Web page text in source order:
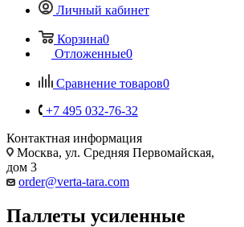
Личный кабинет
Корзина0
Отложенные0
Сравнение товаров0
+7 495 032-76-32
Контактная информация
Москва, ул. Средняя Первомайская,
дом 3
order@verta-tara.com
Паллеты усиленные